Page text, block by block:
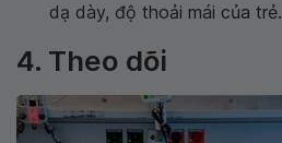
dạ dày, độ thoải mái của trẻ.
4. Theo dõi